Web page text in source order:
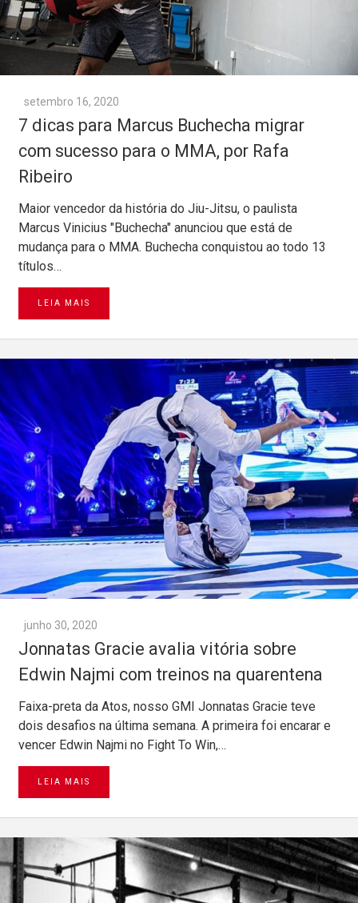
setembro 16, 2020
7 dicas para Marcus Buchecha migrar
com sucesso para o MMA, por Rafa
Ribeiro
Maior vencedor da história do Jiu-Jitsu, o paulista
Marcus Vinicius "Buchecha" anunciou que está de
mudança para o MMA. Buchecha conquistou ao todo 13
títulos…
LEIA MAIS
junho 30, 2020
Jonnatas Gracie avalia vitória sobre
Edwin Najmi com treinos na quarentena
Faixa-preta da Atos, nosso GMI Jonnatas Gracie teve
dois desafios na última semana. A primeira foi encarar e
vencer Edwin Najmi no Fight To Win,…
LEIA MAIS